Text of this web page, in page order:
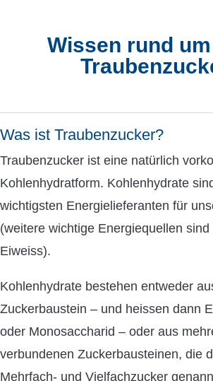
Wissen rund
Was ist Traubenzucker?
Traubenzucker ist eine natürlich
Kohlenhydratform. Kohlenhydrate
wichtigsten Energielieferanten für
(weitere wichtige Energiequellen sind
Eiweiss).
Kohlenhydrate bestehen entweder
Zuckerbaustein – und heissen dann
oder Monosaccharid – oder aus
verbundenen Zuckerbausteinen, die
Mehrfach- und Vielfachzucker